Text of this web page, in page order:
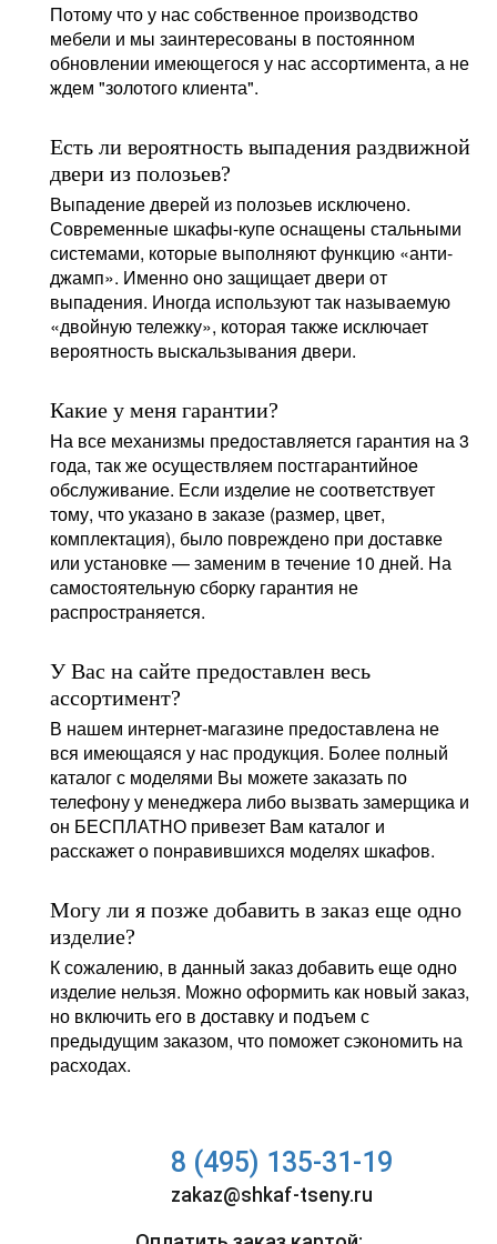
Потому что у нас собственное производство
мебели и мы заинтересованы в постоянном
обновлении имеющегося у нас ассортимента, а не
ждем "золотого клиента".
Есть ли вероятность выпадения раздвижной
двери из полозьев?
Выпадение дверей из полозьев исключено.
Современные шкафы-купе оснащены стальными
системами, которые выполняют функцию «анти-
джамп». Именно оно защищает двери от
выпадения. Иногда используют так называемую
«двойную тележку», которая также исключает
вероятность выскальзывания двери.
Какие у меня гарантии?
На все механизмы предоставляется гарантия на 3
года, так же осуществляем постгарантийное
обслуживание. Если изделие не соответствует
тому, что указано в заказе (размер, цвет,
комплектация), было повреждено при доставке
или установке — заменим в течение 10 дней. На
самостоятельную сборку гарантия не
распространяется.
У Вас на сайте предоставлен весь
ассортимент?
В нашем интернет-магазине предоставлена не
вся имеющаяся у нас продукция. Более полный
каталог с моделями Вы можете заказать по
телефону у менеджера либо вызвать замерщика и
он БЕСПЛАТНО привезет Вам каталог и
расскажет о понравившихся моделях шкафов.
Могу ли я позже добавить в заказ еще одно
изделие?
К сожалению, в данный заказ добавить еще одно
изделие нельзя. Можно оформить как новый заказ,
но включить его в доставку и подъем с
предыдущим заказом, что поможет сэкономить на
расходах.
8 (495) 135-31-19
zakaz@shkaf-tseny.ru